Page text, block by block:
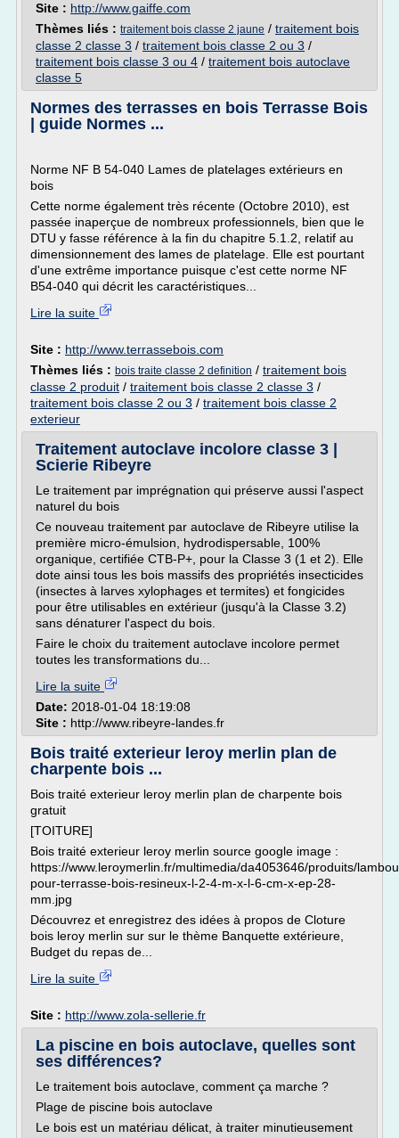
Site : http://www.gaiffe.com
Thèmes liés : traitement bois classe 2 jaune / traitement bois
classe 2 classe 3 / traitement bois classe 2 ou 3 /
traitement bois classe 3 ou 4 / traitement bois autoclave
classe 5
Normes des terrasses en bois Terrasse Bois
| guide Normes ...
Norme NF B 54-040 Lames de platelages extérieurs en
bois
Cette norme également très récente (Octobre 2010), est
passée inaperçue de nombreux professionnels, bien que le
DTU y fasse référence à la fin du chapitre 5.1.2, relatif au
dimensionnement des lames de platelage. Elle est pourtant
d'une extrême importance puisque c'est cette norme NF
B54-040 qui décrit les caractéristiques...
Lire la suite
Site : http://www.terrassebois.com
Thèmes liés : bois traite classe 2 definition / traitement bois
classe 2 produit / traitement bois classe 2 classe 3 /
traitement bois classe 2 ou 3 / traitement bois classe 2
exterieur
Traitement autoclave incolore classe 3 |
Scierie Ribeyre
Le traitement par imprégnation qui préserve aussi l'aspect
naturel du bois
Ce nouveau traitement par autoclave de Ribeyre utilise la
première micro-émulsion, hydrodispersable, 100%
organique, certifiée CTB-P+, pour la Classe 3 (1 et 2). Elle
dote ainsi tous les bois massifs des propriétés insecticides
(insectes à larves xylophages et termites) et fongicides
pour être utilisables en extérieur (jusqu'à la Classe 3.2)
sans dénaturer l'aspect du bois.
Faire le choix du traitement autoclave incolore permet
toutes les transformations du...
Lire la suite
Date: 2018-01-04 18:19:08
Site : http://www.ribeyre-landes.fr
Bois traité exterieur leroy merlin plan de
charpente bois ...
Bois traité exterieur leroy merlin plan de charpente bois
gratuit
[TOITURE]
Bois traité exterieur leroy merlin source google image :
https://www.leroymerlin.fr/multimedia/da4053646/produits/
pour-terrasse-bois-resineux-l-2-4-m-x-l-6-cm-x-ep-28-
mm.jpg
Découvrez et enregistrez des idées à propos de Cloture
bois leroy merlin sur sur le thème Banquette extérieure,
Budget du repas de...
Lire la suite
Site : http://www.zola-sellerie.fr
La piscine en bois autoclave, quelles sont
ses différences?
Le traitement bois autoclave, comment ça marche ?
Plage de piscine bois autoclave
Le bois est un matériau délicat, à traiter minutieusement